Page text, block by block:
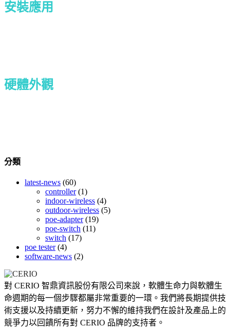
安裝應用
硬體外觀
分類
latest-news (60)
controller(1)
indoor-wireless (4)
outdoor-wireless (5)
poe-adapter(19)
poe-switch (11)
switch (17)
poe tester(4)
software-news (2)
對 CERIO 智鼎資訊股份有限公司來說，軟體生命力與軟體生
命週期的每一個步驟都屬非常重要的一環。我們將長期提供技
術支援以及持續更新，努力不懈的維持我們在設計及產品上的
競爭力以回饋所有對 CERIO 品牌的支持者。